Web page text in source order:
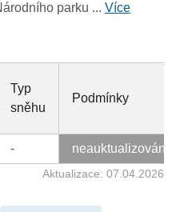
parku ... Více
Typ
sněhu
Podmínky
- neauktualizováno
Aktualizace: 07.04.2026